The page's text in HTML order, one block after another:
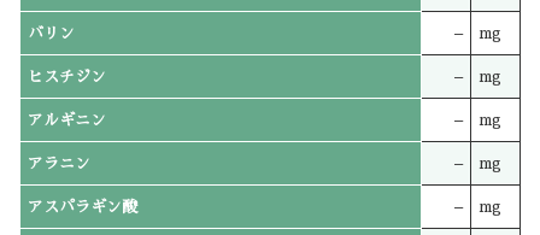
バリン – mg
ヒスチジン – mg
アルギニン – mg
アラニン – mg
アスパラギン酸 – mg